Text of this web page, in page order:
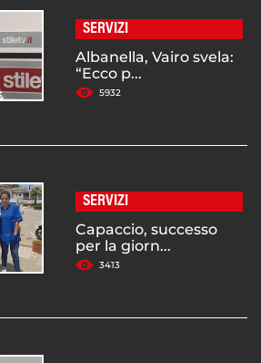
SERVIZI
Albanella, Vairo svela:
“Ecco p...
5932
SERVIZI
Capaccio, successo
per la giorn...
3413